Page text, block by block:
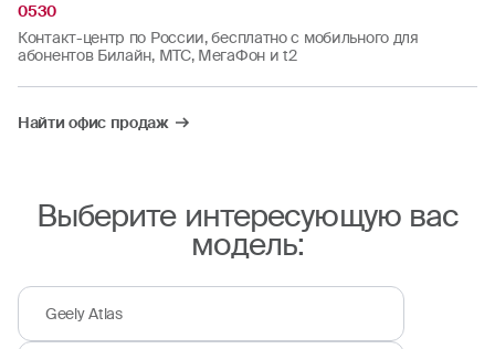
0530
Контакт-центр по России, бесплатно с мобильного для
абонентов Билайн, МТС, МегаФон и t2
Найти офис продаж
Выберите интересующую вас
модель:
Geely Atlas